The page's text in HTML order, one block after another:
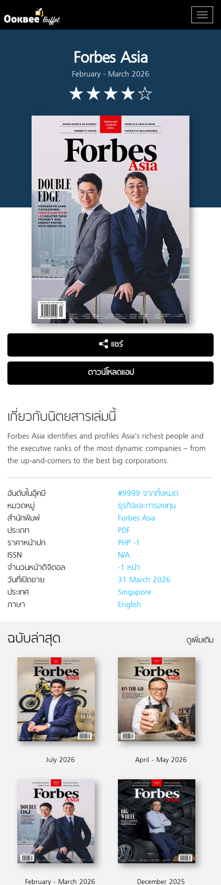
Forbes Asia
February - March 2026
แชร์
ดาวน์โหลดแอป
เกี่ยวกับนิตยสารเล่มนี้
Forbes Asia identifies and profiles Asia’s richest people and
the executive ranks of the most dynamic companies – from
the up-and-comers to the best big corporations.
อันดับในอุ๊คบี
#9999 จากทั้งหมด
หมวดหมู่
ธุรกิจและการลงทุน
สำนักพิมพ์
Forbes Asia
ประเภท
PDF
ราคาหน้าปก
PHP -1
ISSN
N/A
จำนวนหน้าดิจิตอล
-1 หน้า
วันที่เปิดขาย
31 March 2026
ประเทศ
Singapore
ภาษา
English
ฉบับล่าสุด ดูเพิ่มเติม
July 2026 April - May 2026
February - March 2026 December 2025